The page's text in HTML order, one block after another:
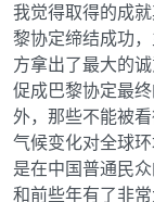
我觉得取得的成
黎协定缔结成功
方拿出了最大的
促成巴黎协定最
外，那些不能被
气候变化对全球
是在中国普通民
和前些年有了非